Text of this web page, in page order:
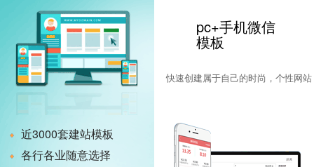
近3000套建站模板
各行各业随意选择
pc+手机微信
模板
快速创建属于自己的时尚，个性网站